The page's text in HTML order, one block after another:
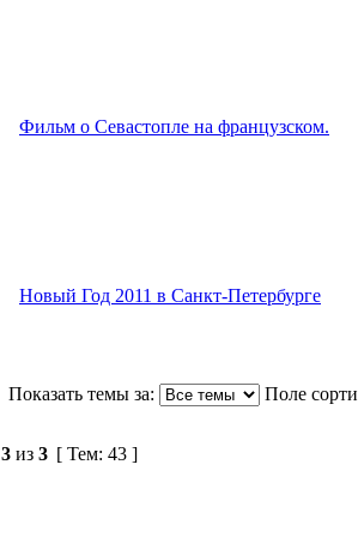
Фильм о Севастопле на французском.
Новый Год 2011 в Санкт-Петербурге
Показать темы за: Поле
3 из 3 [ Тем: 43 ]